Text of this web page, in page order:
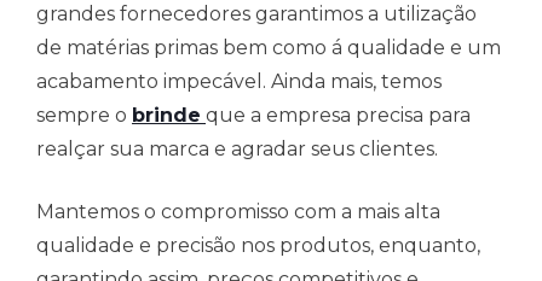
grandes fornecedores garantimos a utilização
de matérias primas bem como á qualidade e um
acabamento impecável. Ainda mais, temos
sempre o brinde que a empresa precisa para
realçar sua marca e agradar seus clientes.
Mantemos o compromisso com a mais alta
qualidade e precisão nos produtos, enquanto,